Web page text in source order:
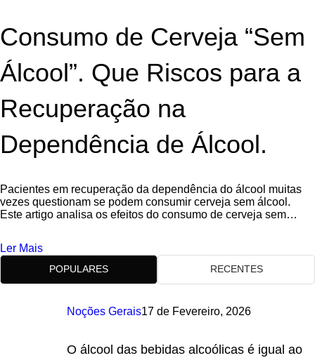
Consumo de Cerveja “Sem
Álcool”. Que Riscos para a
Recuperação na
Dependência de Álcool.
Pacientes em recuperação da dependência do álcool muitas
vezes questionam se podem consumir cerveja sem álcool.
Este artigo analisa os efeitos do consumo de cerveja sem
Ler Mais
POPULARES RECENTES
Noções Gerais17 de Fevereiro, 2026
O álcool das bebidas alcoólicas é igual ao